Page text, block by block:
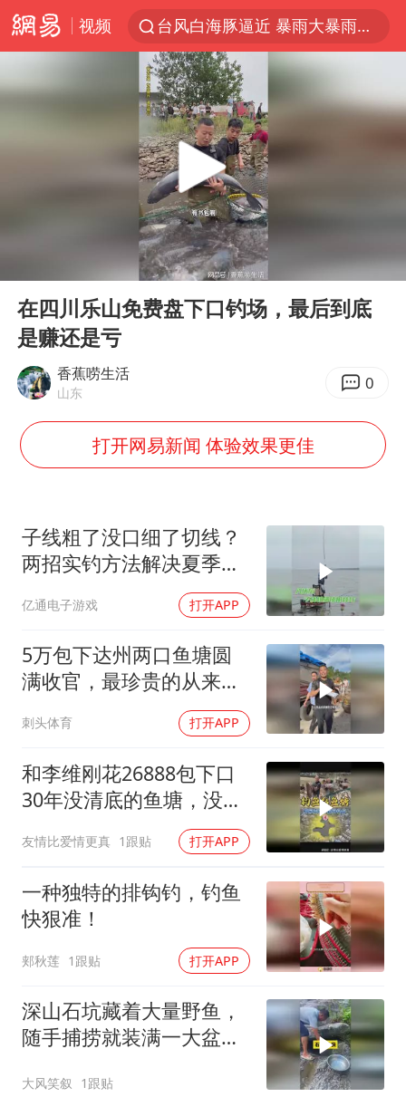
视频
台风白海豚逼近 暴雨大暴雨来袭
阿根廷足协发文力挺因凡蒂诺
中国稀土盘中涨停
21楼高空抛物嫌疑人被拘留
男子杀人后逃进深山21年活得像野人
日韩股市高开跳水 SK海力士下挫转跌
我国编制完成新版全月地质图
“深圳地面沉降致车辆损坏”不实
奋进开新局 实干挑大梁
Play
13:57
在四川乐山免费盘下口钓场，最后到底
是赚还是亏
香蕉唠生活
山东 0
打开网易新闻 体验效果更佳
子线粗了没口细了切线？
两招实钓方法解决夏季难
亿通电子游戏 打开APP
5万包下达州两口鱼塘圆
满收官，最珍贵的从来不
刺头体育 打开APP
和李维刚花26888包下口
30年没清底的鱼塘，没想
友情比爱情更真 1跟贴 打开APP
一种独特的排钩钓，钓鱼
快狠准！
郏秋莲 1跟贴 打开APP
深山石坑藏着大量野鱼，
随手捕捞就装满一大盆，
大风笑叙 1跟贴